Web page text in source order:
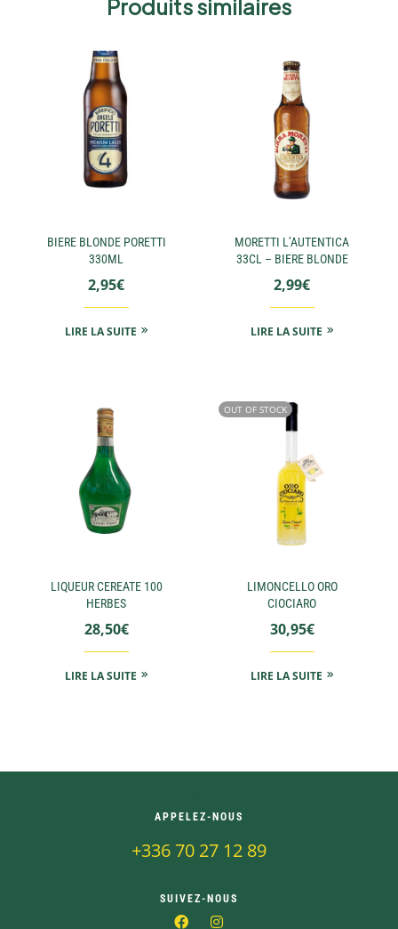
Produits similaires
BIERE BLONDE PORETTI
330ML
2,95€
LIRE LA SUITE
MORETTI L’AUTENTICA
33CL – BIERE BLONDE
2,99€
LIRE LA SUITE
LIQUEUR CEREATE 100
HERBES
28,50€
LIRE LA SUITE
OUT OF STOCK
LIMONCELLO ORO
CIOCIARO
30,95€
LIRE LA SUITE
APPELEZ-NOUS
+336 70 27 12 89
SUIVEZ-NOUS